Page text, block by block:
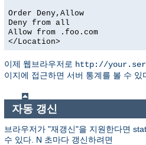
Order Deny,Allow
Deny from all
Allow from .foo.com
</Location>
이제 웹브라우저로 http://
이지에 접근하면 서버 통계를 볼 수 있
자동 갱신
브라우저가 "재갱신"을 지원한다면
수 있다. N 초마다 갱신하려면